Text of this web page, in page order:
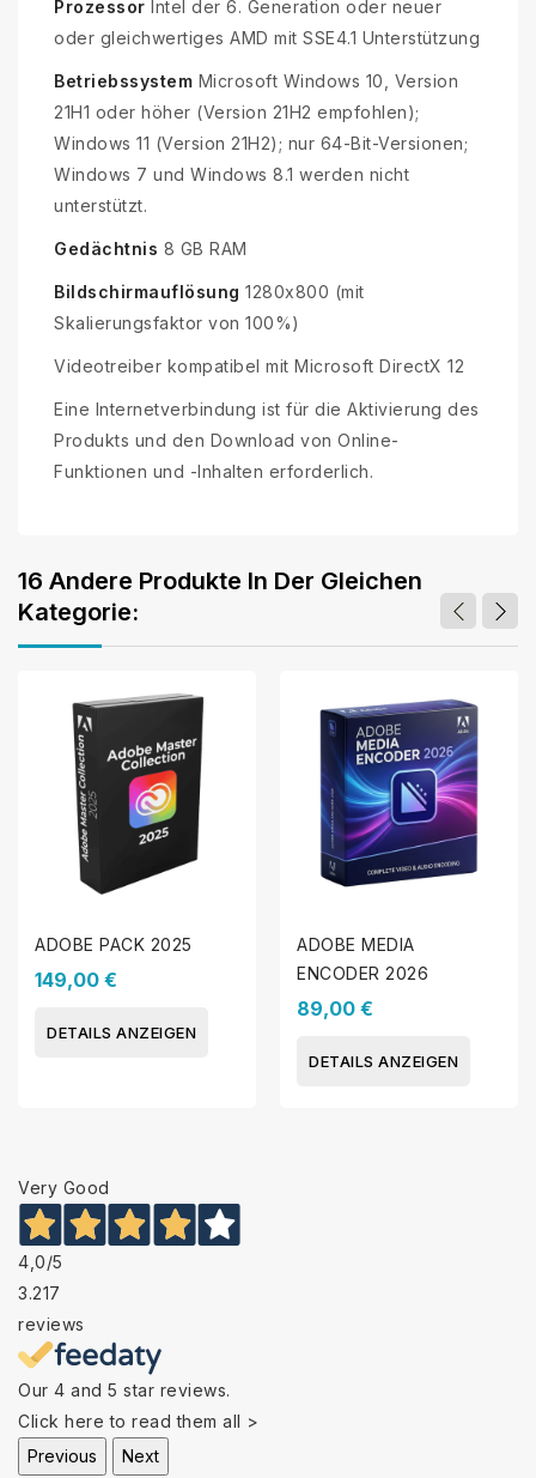
Prozessor Intel der 6. Generation oder neuer
oder gleichwertiges AMD mit SSE4.1 Unterstützung
Betriebssystem Microsoft Windows 10, Version
21H1 oder höher (Version 21H2 empfohlen);
Windows 11 (Version 21H2); nur 64-Bit-Versionen;
Windows 7 und Windows 8.1 werden nicht
unterstützt.
Gedächtnis 8 GB RAM
Bildschirmauflösung 1280x800 (mit
Skalierungsfaktor von 100%)
Videotreiber kompatibel mit Microsoft DirectX 12
Eine Internetverbindung ist für die Aktivierung des
Produkts und den Download von Online-
Funktionen und -Inhalten erforderlich.
16 Andere Produkte In Der Gleichen
Kategorie:
ADOBE PACK 2025
149,00 €
DETAILS ANZEIGEN
ADOBE MEDIA
ENCODER 2026
89,00 €
DETAILS ANZEIGEN
Very Good
4,0/5
3.217
reviews
Our 4 and 5 star reviews.
Click here to read them all >
Previous
Next